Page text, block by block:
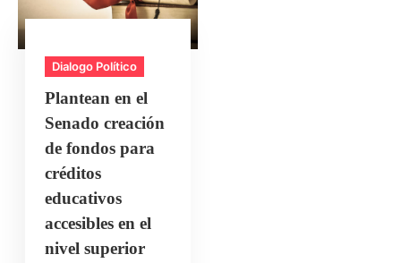
Dialogo Político
Plantean en el
Senado creación
de fondos para
créditos
educativos
accesibles en el
nivel superior